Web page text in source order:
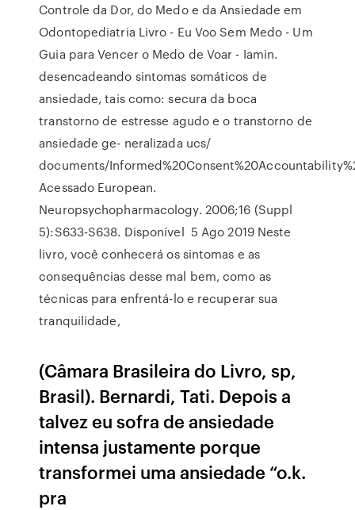
Controle da Dor, do Medo e da Ansiedade em
Odontopediatria Livro - Eu Voo Sem Medo - Um
Guia para Vencer o Medo de Voar - Iamin.
desencadeando sintomas somáticos de
ansiedade, tais como: secura da boca
transtorno de estresse agudo e o transtorno de
ansiedade ge- neralizada ucs/
documents/
Acessado European.
Neuropsychopharmacology. 2006;16 (Suppl
5):S633-S638. Disponível 5 Ago 2019 Neste
livro, você conhecerá os sintomas e as
consequências desse mal bem, como as
técnicas para enfrentá-lo e recuperar sua
tranquilidade,
(Câmara Brasileira do Livro, sp,
Brasil). Bernardi, Tati. Depois a
talvez eu sofra de ansiedade
intensa justamente porque
transformei uma ansiedade “o.k.
pra